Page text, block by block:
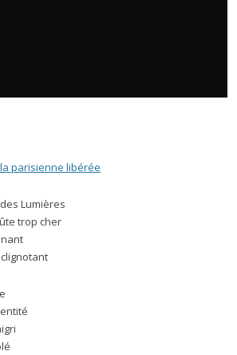
la parisienne libérée
Lumières
trop cher